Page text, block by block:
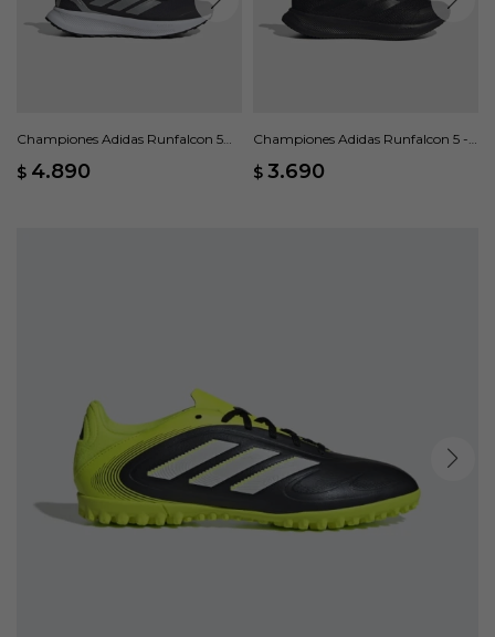
Championes Adidas Runfalcon 5
$ 4.890
Championes Adidas Runfalcon 5 -
$ 3.690